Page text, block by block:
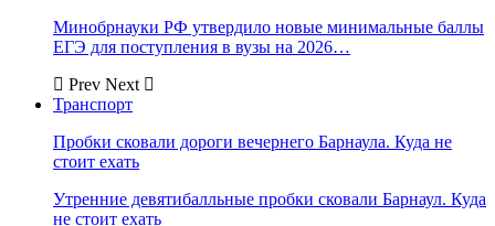
Минобрнауки РФ утвердило новые минимальные баллы
ЕГЭ для поступления в вузы на 2026…
Prev Next
Транспорт
Пробки сковали дороги вечернего Барнаула. Куда не
стоит ехать
Утренние девятибалльные пробки сковали Барнаул. Куда
не стоит ехать